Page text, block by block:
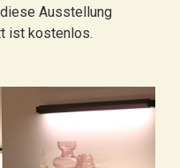
Ausstellung
ist kostenlos.